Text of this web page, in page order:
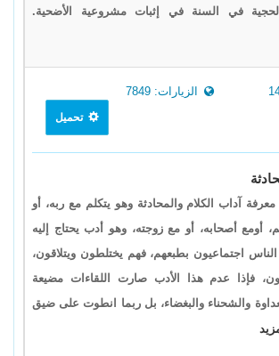
في السنة في إثبات مشروعية الأضحية.
الزيارات: 7849
تحميل
آداب الكلام والمحادثة وهو يتكلم مع ربه، أو
أومع أصحابه، أو مع زوجته، وهو أدب يحتاج إليه
اجتماعيون بطبعهم، فهم يختلطون ويتلاقون،
فإذا عدم هذا الأدب صارت اللقاءات مضيعة
والشحناء والبغضاء، بل ربما انطوت على ضيق